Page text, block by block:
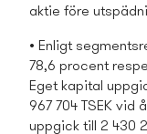
aktie före
• Enligt
78,6 procent
Eget kapital
967 704 TSEK vid
uppgick till 2 430